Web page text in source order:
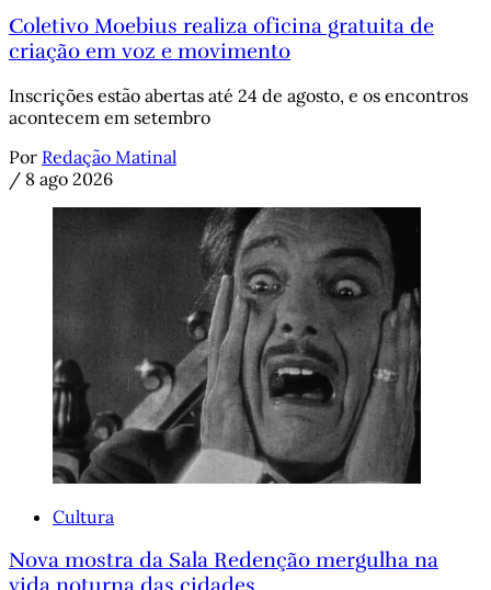
Coletivo Moebius realiza oficina gratuita de
criação em voz e movimento
Inscrições estão abertas até 24 de agosto, e os encontros
acontecem em setembro
Por Redação Matinal
/ 8 ago 2026
Cultura
Nova mostra da Sala Redenção mergulha na